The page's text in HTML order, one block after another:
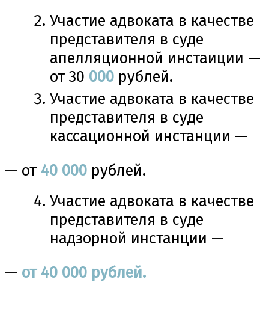
Участие адвоката в качестве
представителя в суде
апелляционной инстаиции —
от 30 000 рублей.
Участие адвоката в качестве
представителя в суде
кассационной инстанции —
— от 40 000 рублей.
Участие адвоката в качестве
представителя в суде
надзорной инстанции —
— от 40 000 рублей.